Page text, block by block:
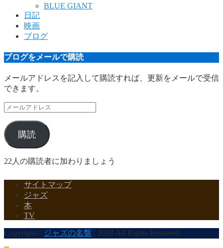
BLUE GIANT
日記
映画
ブログ
ブログをメールで購読
メールアドレスを記入して購読すれば、更新をメールで受信
できます。
メ
ル
ア
ド
レ
購読
22人の購読者に加わりましょう
サイトマップ
ジャズ
本
TV
Copyright© ジャズの名盤 , 2018 All Rights Reserved.